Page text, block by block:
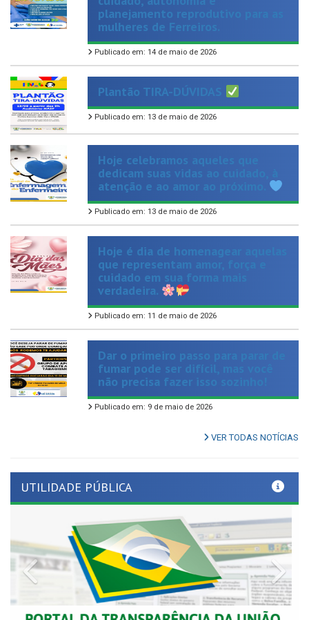
Publicado em: 14 de maio de 2026
Plantão TIRA-DÚVIDAS
Publicado em: 13 de maio de 2026
Hoje celebramos aqueles que
dedicam suas vidas ao cuidado, à
atenção e ao amor ao próximo.
Publicado em: 13 de maio de 2026
Hoje é dia de homenagear aquelas
que representam amor, força e
cuidado em sua forma mais
verdadeira.
Publicado em: 11 de maio de 2026
Dar o primeiro passo para parar de
fumar pode ser difícil, mas você
não precisa fazer isso sozinho!
Publicado em: 9 de maio de 2026
VER TODAS NOTÍCIAS
Previous